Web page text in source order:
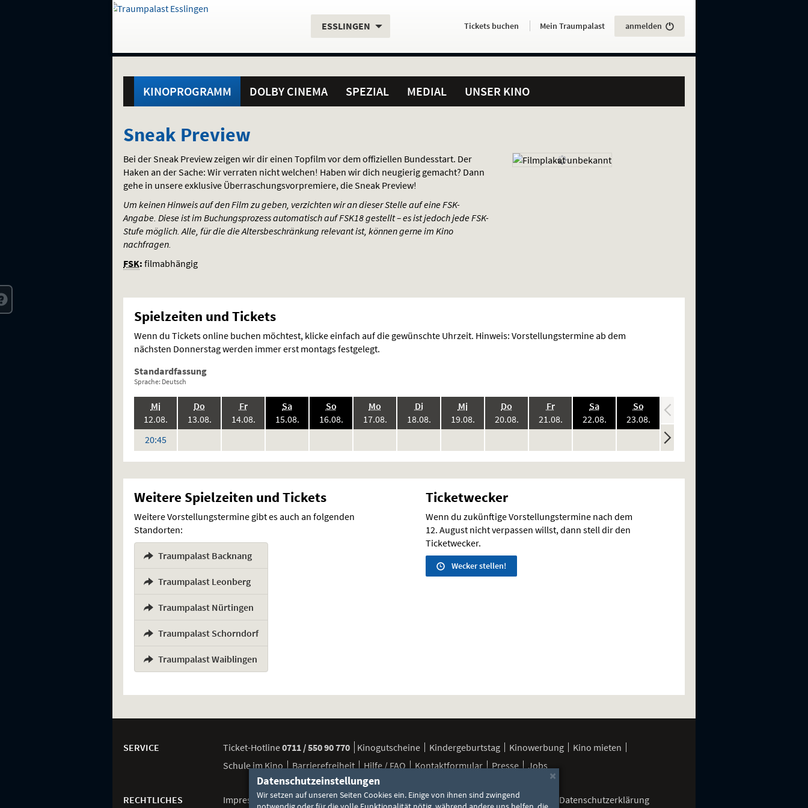
direkt
Inhalt
Menü
und
Gehe
Standortauswahl
Aktueller
ESSLINGEN Servicefunktionen
Aktuelles
HierTickets buchen . Mein Traumpalast anmelden
KINOPROGRAMM DOLBY CINEMA SPEZIAL MEDIAL UNSER KINO
Sneak
Preview
Sneak Preview
Bei der Sneak Preview zeigen wir dir einen Topfilm vor dem offiziellen Bundesstart. Der
Haken an der Sache: Wir verraten nicht welchen! Haben wir dich neugierig gemacht? Dann
gehe in unsere exklusive Überraschungsvorpremiere, die Sneak Preview!
Um keinen Hinweis auf den Film zu geben, verzichten wir an dieser Stelle auf eineFSK-
Angabe. Diese ist im Buchungsprozess automatisch auf FSK18 gestellt – es ist jedoch jedeFSK-
Stufe möglich. Alle, für die die Altersbeschränkung relevant ist, können gerne im Kino
nachfragen.
FSK: filmabhängig
Spielzeiten und Tickets
Wenn du Tickets online buchen möchtest, klicke einfach auf die gewünschte Uhrzeit. Hinweis: Vorstellungstermine ab dem
nächsten Donnerstag werden immer erst montags festgelegt.
Standardfassung
Sprache: Deutsch
Mi.,
12.08. 2026:
20:45Uhr
Do
13.08. 2026:
Vorstellungen
Fr.,
14.08. 2026:
Vorstellungen
Sa.,
15.08. 2026:
Vorstellungen
So.,
16.08. 2026:
Vorstellungen
Mo
17.08. 2026:
Vorstellungen
Di.,
18.08. 2026:
Vorstellungen
Mi.,
19.08. 2026:
Vorstellungen
Do
20.08. 2026:
Vorstellungen
Fr.,
21.08. 2026:
Vorstellungen
Sa.,
22.08. 2026:
Vorstellungen
So.,
23.08. 2026:
Vorstellungen
24.08.
keine
Vorstellungen
Weitere Spielzeiten und Tickets
Weitere Vorstellungstermine gibt es auch an folgenden
Standorten:
Traumpalast Backnang
Traumpalast Leonberg
Traumpalast Nürtingen
Traumpalast Schorndorf
Traumpalast Waiblingen
Ticketwecker
Wenn du zukünftige Vorstellungstermine nach dem
12. August nicht verpassen willst, dann stell dir den
Ticketwecker.
Wecker stellen!
SERVICE Ticket-Hotline0711 / 550 90 770 Kinogutscheine Kindergeburtstag Kinowerbung
Kino mieten
Schule im Kino
Barrierefreiheit Hilfe / FAQ Kontaktformular Presse Jobs
RECHTLICHES Impressum FSK / Jugendschutz Besuchsbedingungen Cookie-Einstellungen Datenschutzerklärung
×
Datenschutzeinstellungen
Wir setzen auf unseren Seiten Cookies ein. Einige von ihnen sind zwingend